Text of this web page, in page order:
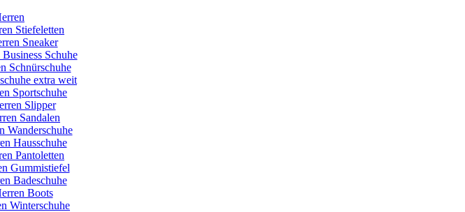
Stiefeletten
Sneaker
Schuhe
Schnürschuhe
extra weit
Sportschuhe
Slipper
Sandalen
Wanderschuhe
Hausschuhe
Pantoletten
Gummistiefel
Badeschuhe
Boots
Winterschuhe